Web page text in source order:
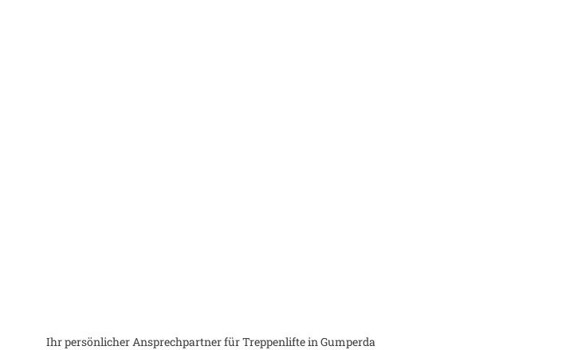
Ihr persönlicher Ansprechpartner für Treppenlifte in Gumperda